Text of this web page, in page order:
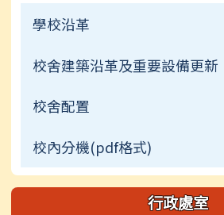
學校沿革
校舍建築沿革及重要設備更新
校舍配置
校內分機(pdf格式)
行政處室